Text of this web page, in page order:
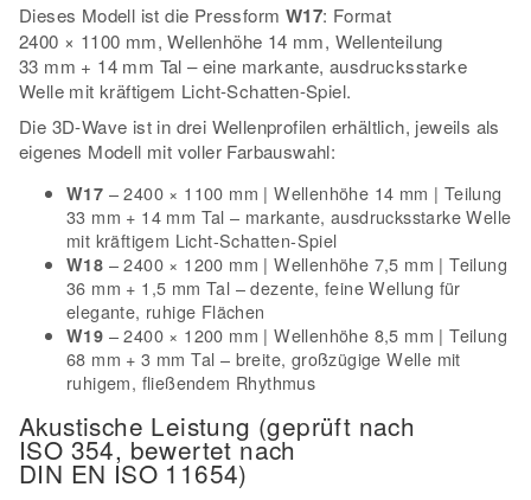
Dieses Modell ist die Pressform W17: Format
2400 × 1100 mm, Wellenhöhe 14 mm, Wellenteilung
33 mm + 14 mm Tal – eine markante, ausdrucksstarke
Welle mit kräftigem Licht-Schatten-Spiel.
Die 3D-Wave ist in drei Wellenprofilen erhältlich, jeweils als
eigenes Modell mit voller Farbauswahl:
W17 – 2400 × 1100 mm | Wellenhöhe 14 mm | Teilung
33 mm + 14 mm Tal – markante, ausdrucksstarke Welle
mit kräftigem Licht-Schatten-Spiel
W18 – 2400 × 1200 mm | Wellenhöhe 7,5 mm | Teilung
36 mm + 1,5 mm Tal – dezente, feine Wellung für
elegante, ruhige Flächen
W19 – 2400 × 1200 mm | Wellenhöhe 8,5 mm | Teilung
68 mm + 3 mm Tal – breite, großzügige Welle mit
ruhigem, fließendem Rhythmus
Akustische Leistung (geprüft nach
ISO 354, bewertet nach
DIN EN ISO 11654)